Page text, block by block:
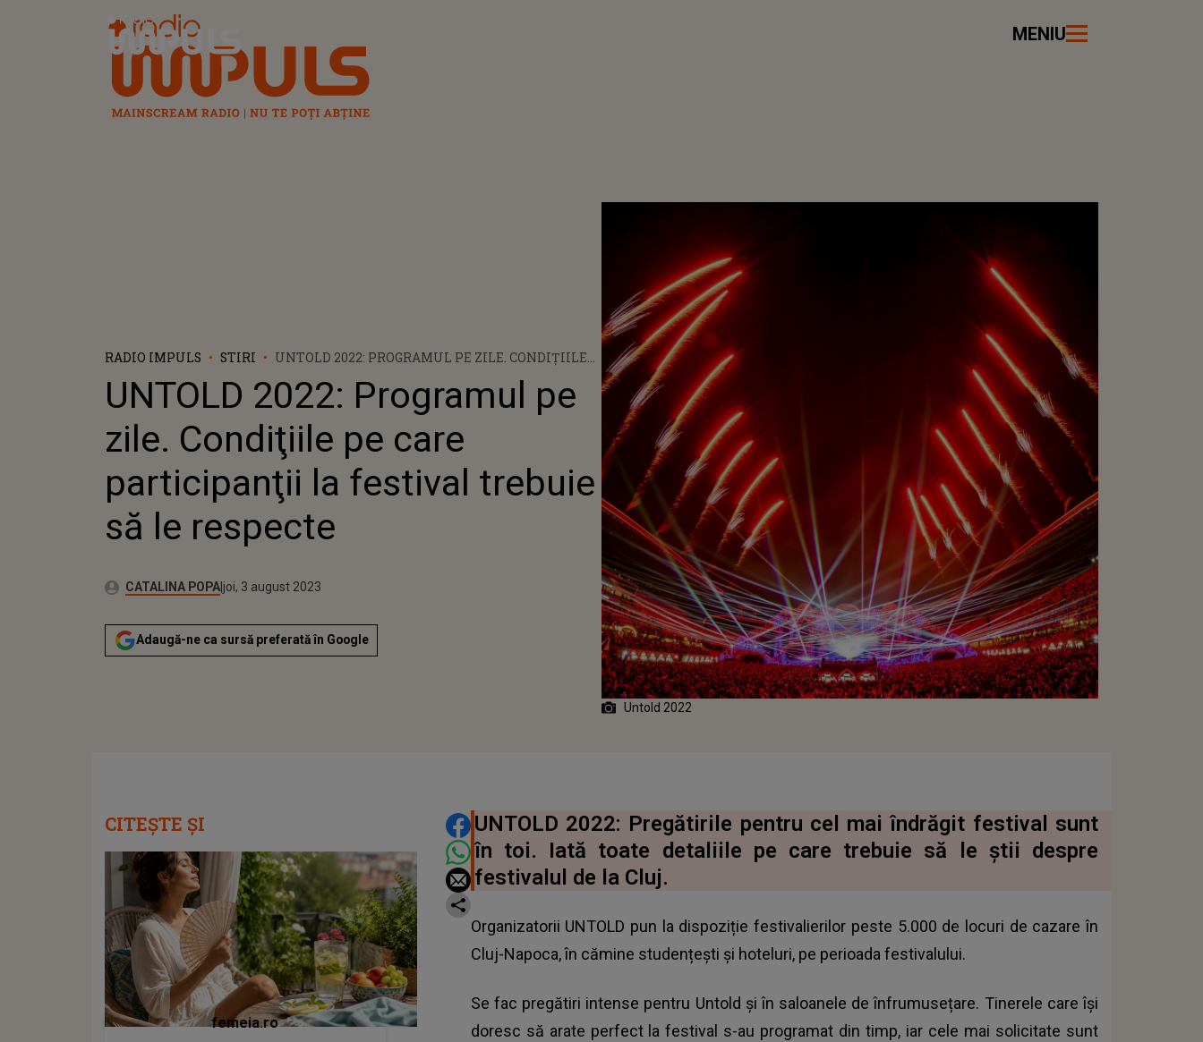
Radio Impuls MENIU
RADIO IMPULS STIRI
UNTOLD 2022: PROGRAMUL PE ZILE. CONDIŢIILE
LE RESPECTE
UNTOLD 2022: Programul pe
zile. Condiţiile pe care
participanţii la festival trebuie
să le respecte
Autor:CATALINA POPAPublicat:
miercuri, 3 august 2022
Actualizat:
joi, 3 august 2023
Adaugă-ne ca sursă preferată în Google
Untold 2022
DISTRIBUIE ARTICOLUL
UNTOLD 2022: Pregătirile pentru cel mai îndrăgit festival sunt
în toi. Iată toate detaliile pe care trebuie să le știi despre
festivalul de la Cluj.
Organizatorii UNTOLD pun la dispoziție festivalierilor peste 5.000 de locuri de cazare în
Cluj-Napoca, în cămine studențești și hoteluri, pe perioada festivalului.
Se fac pregătiri intense pentru Untold și în saloanele de înfrumusețare. Tinerele care își
doresc să arate perfect la festival s-au programat din timp, iar cele mai solicitate sunt
CITEȘTE ȘI
femeia.ro